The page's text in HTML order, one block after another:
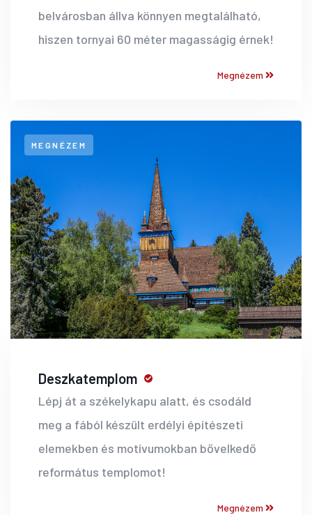
belvárosban állva könnyen megtalálható,
hiszen tornyai 60 méter magasságig érnek!
Megnézem
MEGNÉZEM
Deszkatemplom
Lépj át a székelykapu alatt, és csodáld
meg a fából készült erdélyi építészeti
elemekben és motívumokban bővelkedő
református templomot!
Megnézem